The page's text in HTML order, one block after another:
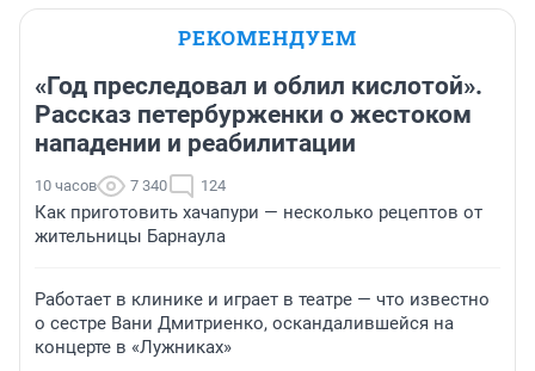
РЕКОМЕНДУЕМ
«Год преследовал и облил кислотой».
Рассказ петербурженки о жестоком
нападении и реабилитации
10 часов 7 340 124
Как приготовить хачапури — несколько рецептов от
жительницы Барнаула
Работает в клинике и играет в театре — что известно
о сестре Вани Дмитриенко, оскандалившейся на
концерте в «Лужниках»